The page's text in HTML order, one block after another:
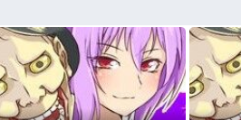
、その女の親が怒
は社会的には高
てない？」俺「は
てない？？」←こ
食事の時に“混
度も注意されて...
旦那の携帯に義
日ご飯どうする？」
【画像】30歳ワ